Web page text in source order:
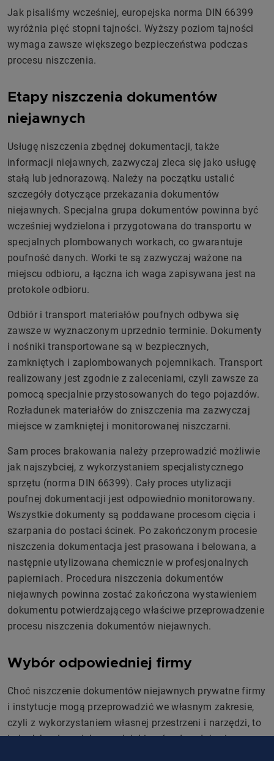
Jak pisaliśmy wcześniej, europejska norma DIN 66399
wyróżnia pięć stopni tajności. Wyższy poziom tajności
wymaga zawsze większego bezpieczeństwa podczas
procesu niszczenia.
Etapy niszczenia dokumentów
niejawnych
Usługę niszczenia zbędnej dokumentacji, także
informacji niejawnych, zazwyczaj zleca się jako usługę
stałą lub jednorazową. Należy na początku ustalić
szczegóły dotyczące przekazania dokumentów
niejawnych. Specjalna grupa dokumentów powinna być
wcześniej wydzielona i przygotowana do transportu w
specjalnych plombowanych workach, co gwarantuje
poufność danych. Worki te są zazwyczaj ważone na
miejscu odbioru, a łączna ich waga zapisywana jest na
protokole odbioru.
Odbiór i transport materiałów poufnych odbywa się
zawsze w wyznaczonym uprzednio terminie. Dokumenty
i nośniki transportowane są w bezpiecznych,
zamkniętych i zaplombowanych pojemnikach. Transport
realizowany jest zgodnie z zaleceniami, czyli zawsze za
pomocą specjalnie przystosowanych do tego pojazdów.
Rozładunek materiałów do zniszczenia ma zazwyczaj
miejsce w zamkniętej i monitorowanej niszczarni.
Sam proces brakowania należy przeprowadzić możliwie
jak najszybciej, z wykorzystaniem specjalistycznego
sprzętu (norma DIN 66399). Cały proces utylizacji
poufnej dokumentacji jest odpowiednio monitorowany.
Wszystkie dokumenty są poddawane procesom cięcia i
szarpania do postaci ścinek. Po zakończonym procesie
niszczenia dokumentacja jest prasowana i belowana, a
następnie utylizowana chemicznie w profesjonalnych
papierniach. Procedura niszczenia dokumentów
niejawnych powinna zostać zakończona wystawieniem
dokumentu potwierdzającego właściwe przeprowadzenie
procesu niszczenia dokumentów niejawnych.
Wybór odpowiedniej firmy
Choć niszczenie dokumentów niejawnych prywatne firmy
i instytucje mogą przeprowadzić we własnym zakresie,
czyli z wykorzystaniem własnej przestrzeni i narzędzi, to
jednak bardzo wielu przedsiębiorców decyduje się na